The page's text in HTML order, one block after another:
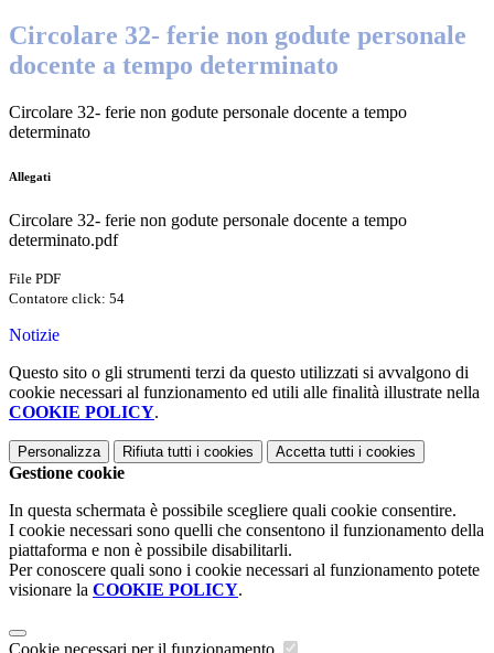
Circolare 32- ferie non godute personale
docente a tempo determinato
Circolare 32- ferie non godute personale docente a tempo
determinato
Allegati
Circolare 32- ferie non godute personale docente a tempo
determinato.pdf
File PDF
Contatore click: 54
Notizie
Questo sito o gli strumenti terzi da questo utilizzati si avvalgono di
cookie necessari al funzionamento ed utili alle finalità illustrate nella
COOKIE POLICY.
Personalizza Rifiuta tutti i cookies Accetta tutti i cookies
Gestione cookie
In questa schermata è possibile scegliere quali cookie consentire.
I cookie necessari sono quelli che consentono il funzionamento della
piattaforma e non è possibile disabilitarli.
Per conoscere quali sono i cookie necessari al funzionamento potete
visionare la COOKIE POLICY.
Cookie necessari per il funzionamento